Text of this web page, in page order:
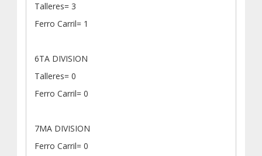
Talleres= 3
Ferro Carril= 1
6TA DIVISION
Talleres= 0
Ferro Carril= 0
7MA DIVISION
Ferro Carril= 0